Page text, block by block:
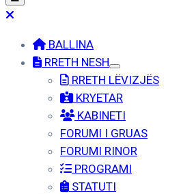
BALLINA
RRETH NESH
RRETH LËVIZJËS
KRYETAR
KABINETI
FORUMI I GRUAS
FORUMI RINOR
PROGRAMI
STATUTI